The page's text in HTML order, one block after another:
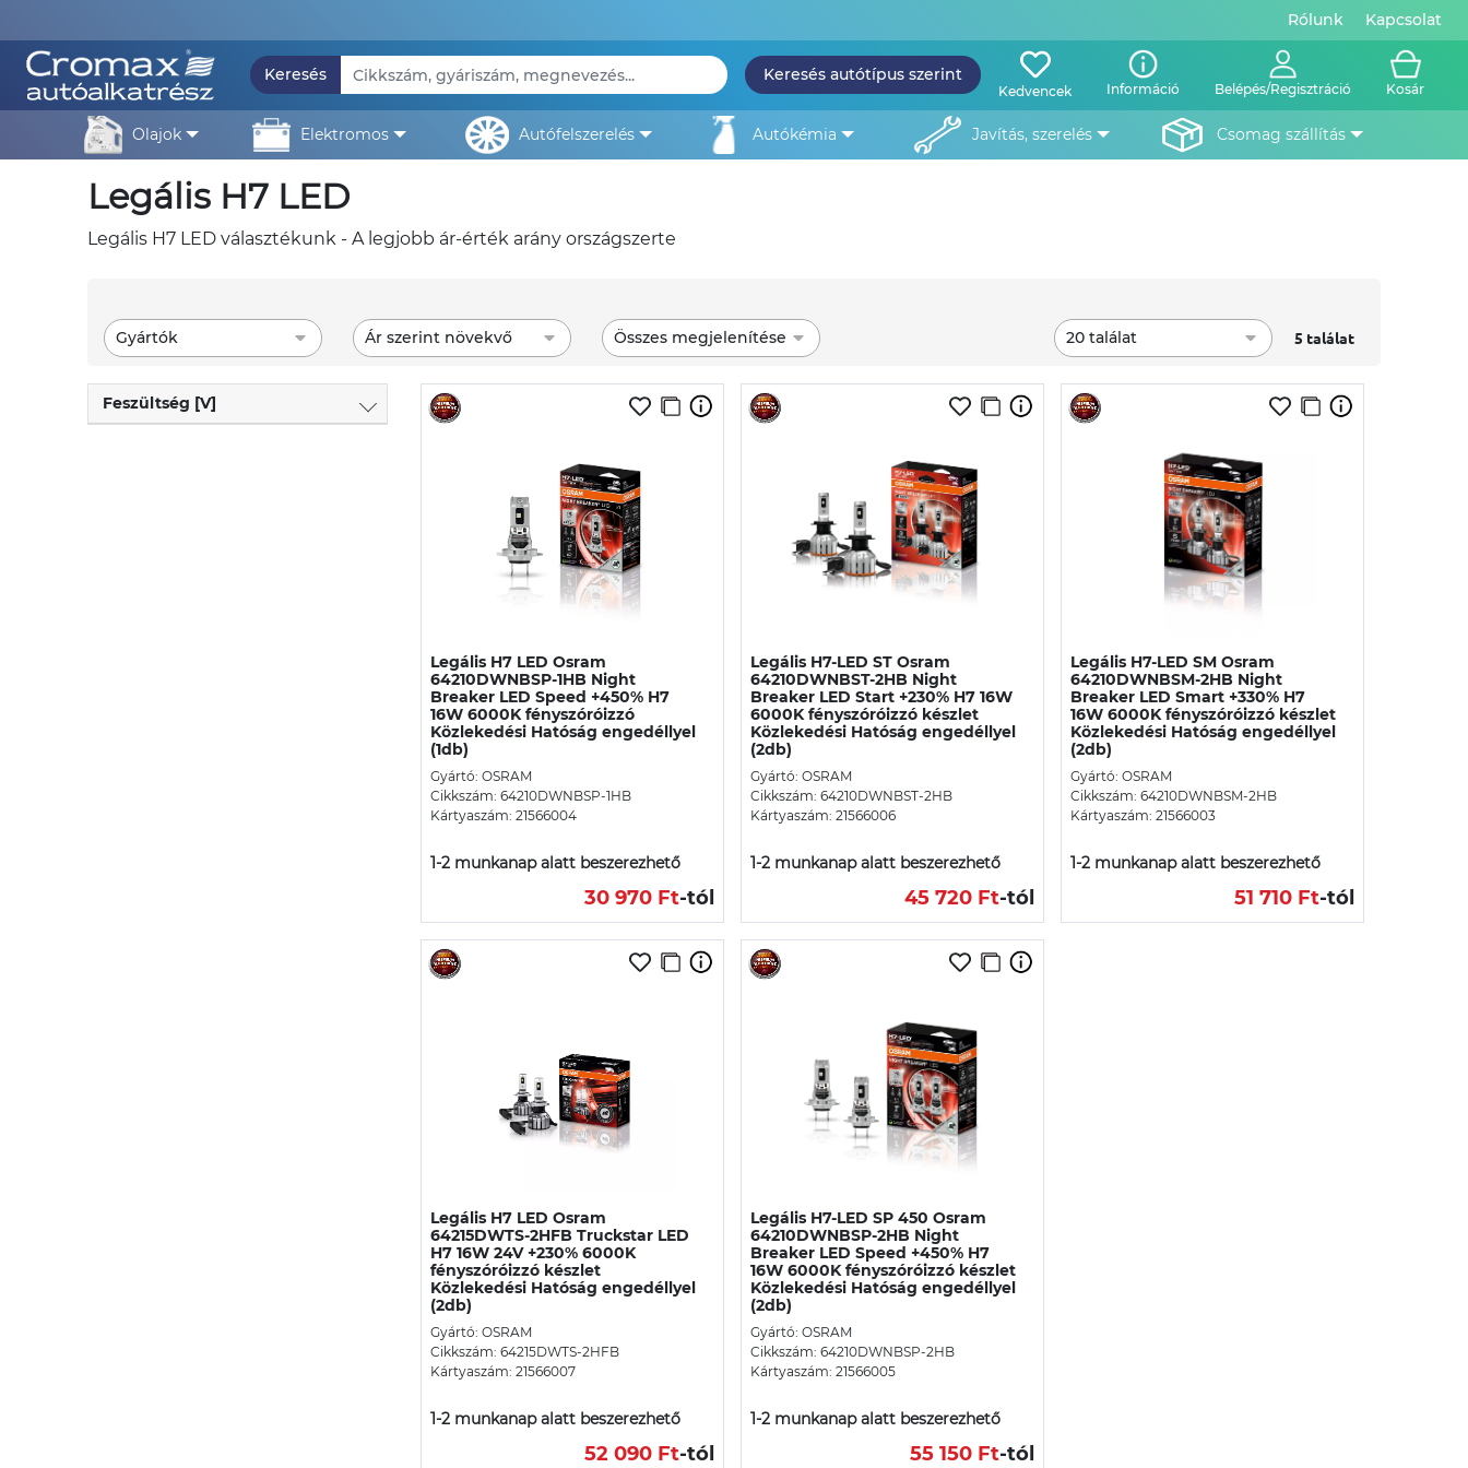
Rólunk Kapcsolat
Keresés Keresés autótípus szerint
Kedvencek Információ Belépés/Regisztráció Kosár
olajok elektromos autófelszerelés autókémia javítás, szerelés csomag szállítás
legális H7 LED
legális H7 LED választékunk - A legjobb ár-érték arány országszerte
Gyártók Ár szerint növekvő Összes megjelenítése 20 találat 5 találat
Feszültség [V]
Legális H7 LED Osram
64210DWNBSP-1HB Night
Breaker LED Speed +450% H7
16W 6000K fényszóróizzó
Közlekedési Hatóság engedéllyel
(1db)
Gyártó: OSRAM
Cikkszám: 64210DWNBSP-1HB
Kártyaszám: 21566004
1-2 munkanap alatt beszerezhető
30 970 Ft-tól
Legális H7-LED ST Osram
64210DWNBST-2HB Night
Breaker LED Start +230% H7 16W
6000K fényszóróizzó készlet
Közlekedési Hatóság engedéllyel
(2db)
Gyártó: OSRAM
Cikkszám: 64210DWNBST-2HB
Kártyaszám: 21566006
1-2 munkanap alatt beszerezhető
45 720 Ft-tól
Legális H7-LED SM Osram
64210DWNBSM-2HB Night
Breaker LED Smart +330% H7
16W 6000K fényszóróizzó készlet
Közlekedési Hatóság engedéllyel
(2db)
Gyártó: OSRAM
Cikkszám: 64210DWNBSM-2HB
Kártyaszám: 21566003
1-2 munkanap alatt beszerezhető
51 710 Ft-tól
Legális H7 LED Osram
64215DWTS-2HFB Truckstar LED
H7 16W 24V +230% 6000K
fényszóróizzó készlet
Közlekedési Hatóság engedéllyel
(2db)
Gyártó: OSRAM
Cikkszám: 64215DWTS-2HFB
Kártyaszám: 21566007
1-2 munkanap alatt beszerezhető
52 090 Ft-tól
Legális H7-LED SP 450 Osram
64210DWNBSP-2HB Night
Breaker LED Speed +450% H7
16W 6000K fényszóróizzó készlet
Közlekedési Hatóság engedéllyel
(2db)
Gyártó: OSRAM
Cikkszám: 64210DWNBSP-2HB
Kártyaszám: 21566005
1-2 munkanap alatt beszerezhető
55 150 Ft-tól